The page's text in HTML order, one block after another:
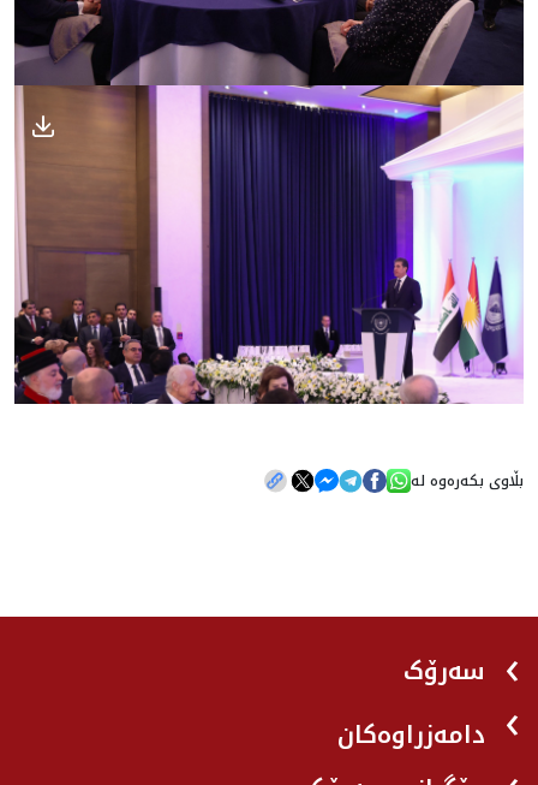
بڵاوی بکەرەوە لە
سەرۆک
دامەزراوەکان